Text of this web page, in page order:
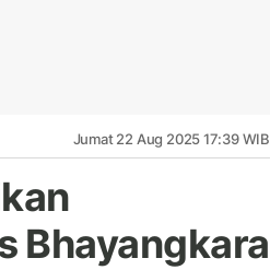
Jumat 22 Aug 2025 17:39 WIB
Bhayangkara